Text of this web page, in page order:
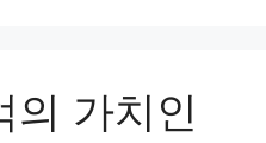
의 가치인